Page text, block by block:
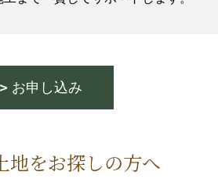
お申し込み
地をお探しの方へ